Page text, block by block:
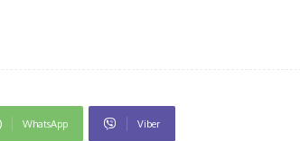
WhatsApp Viber